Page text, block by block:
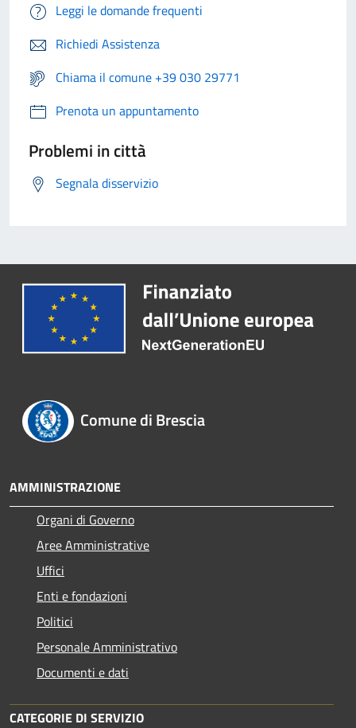
Leggi le domande frequenti
Richiedi Assistenza
Chiama il comune +39 030 29771
Prenota un appuntamento
Problemi in città
Segnala disservizio
Comune di Brescia
AMMINISTRAZIONE
Organi di Governo
Aree Amministrative
Uffici
Enti e fondazioni
Politici
Personale Amministrativo
Documenti e dati
CATEGORIE DI SERVIZIO